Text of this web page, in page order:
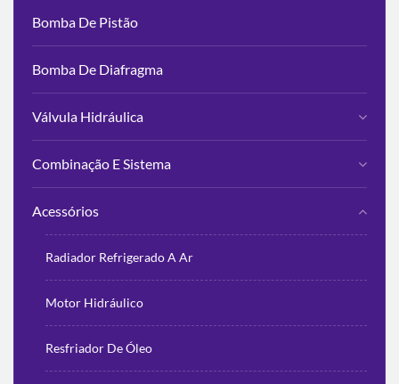
Bomba De Pistão
Bomba De Diafragma
Válvula Hidráulica
Combinação E Sistema
Acessórios
Radiador Refrigerado A Ar
Motor Hidráulico
Resfriador De Óleo